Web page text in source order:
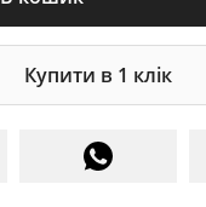
Купити в 1 клік